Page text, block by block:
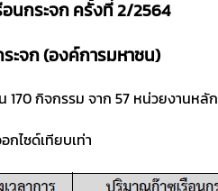
นกระจก ครั้งที่ 2/2564
ะจก (องค์การมหาชน)
170 กิจกรรม จาก 57 หน่วยงานหลัก
กไซด์เทียบเท่า